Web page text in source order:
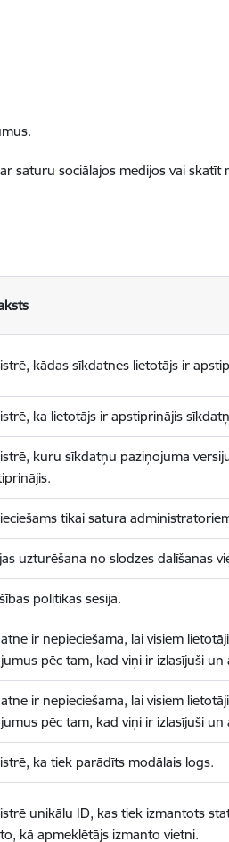
saturu sociālajos medijos vai
kādas sīkdatnes lietotājs ir
ka lietotājs ir apstiprinājis
kuru sīkdatņu paziņojuma
tikai satura
uzturēšana no slodzes dalīšanas
politikas sesija.
ir nepieciešama, lai visiem
pēc tam, kad viņi ir izlasījuši un
ir nepieciešama, lai visiem
pēc tam, kad viņi ir izlasījuši un
ka tiek parādīts modālais logs.
unikālu ID, kas tiek izmantots
kā apmeklētājs izmanto vietni.